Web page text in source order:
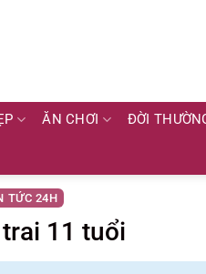
ĂN CHƠI ĐỜI
TỨC 24H
11 tuổi